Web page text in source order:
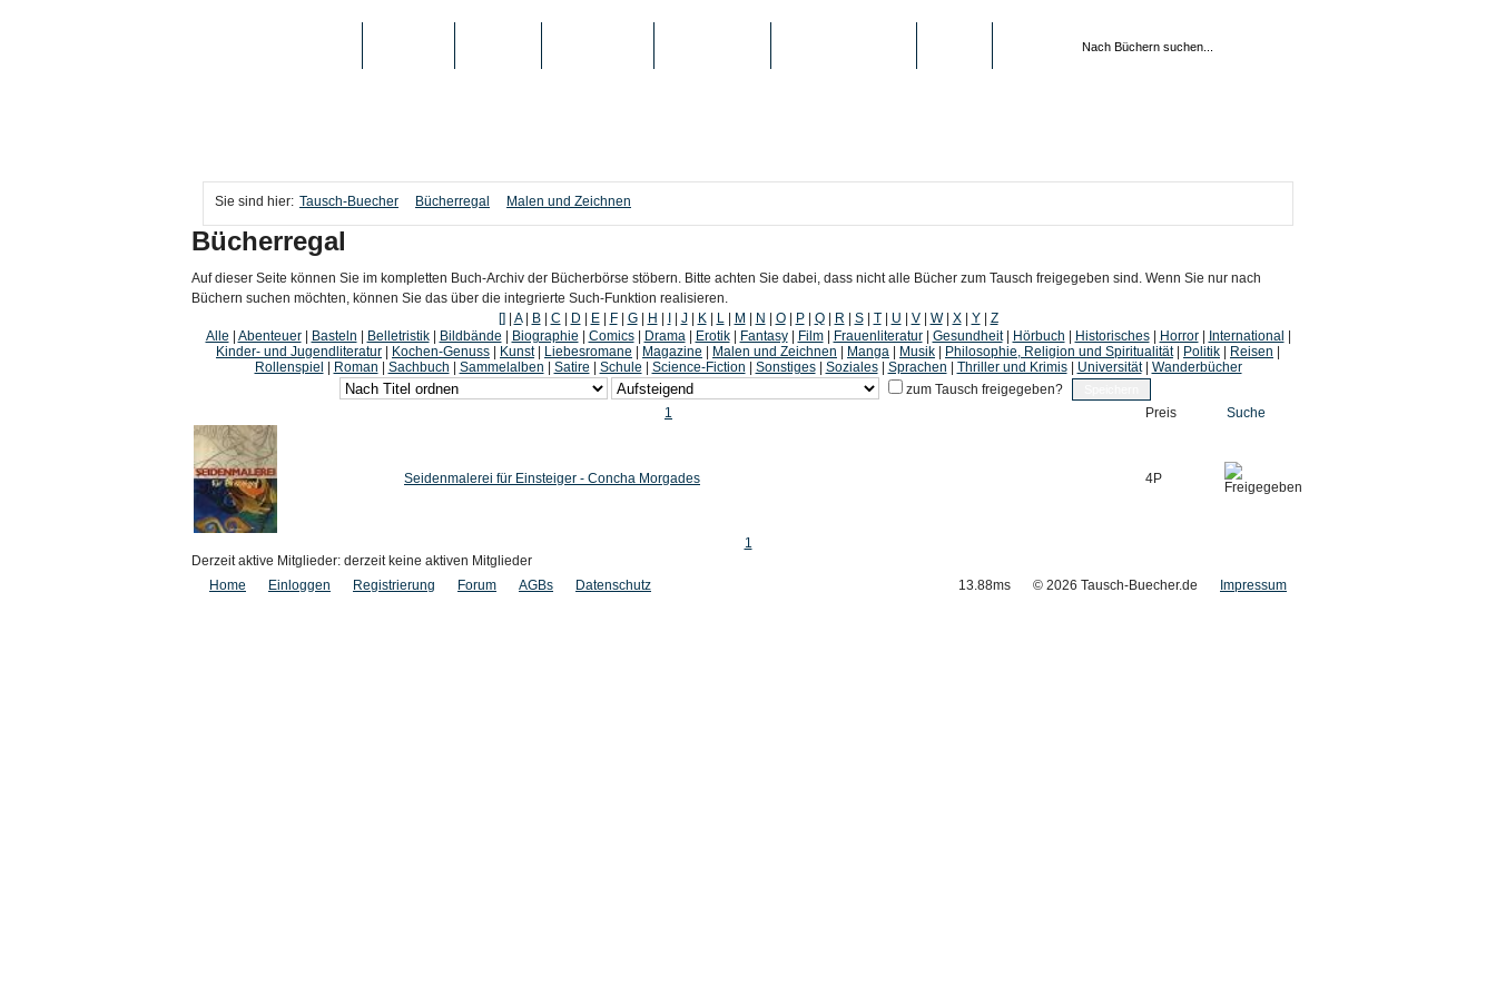
Sie sind hier: Tausch-Buecher Bücherregal Malen und Zeichnen
Bücherregal
Auf dieser Seite können Sie im kompletten Buch-Archiv der Bücherbörse stöbern. Bitte achten Sie dabei, dass nicht alle Bücher zum Tausch freigegeben sind. Wenn Sie nur nach
Büchern suchen möchten, können Sie das über die integrierte Such-Funktion realisieren.
[]
A| B| C D E| F| G| H J| K| L| M N O| P| Q| R S| T| U V| W| X| Y| Z
Alle
Abenteuer| Basteln Belletristik| Bildbände Biographie Comics| Drama| Erotik| Fantasy| Film| Frauenliteratur| Gesundheit| Hörbuch Historisches| Horror| International
Kinder- und Jugendliteratur
Kochen-Genuss Kunst| Liebesromane Magazine Malen und Zeichnen Manga Musik Philosophie, Religion und Spiritualität| Politik Reisen
Rollenspiel
Roman Sachbuch Sammelalben Satire Schule Science-Fiction Sonstiges| Soziales| Sprachen Thriller und Krimis| Universität| Wanderbücher
zum Tausch freigegeben?
1
Preis Suche
1
Seidenmalerei für Einsteiger - Concha Morgades 4P
Derzeit aktive Mitglieder: derzeit keine aktiven Mitglieder
Home
Einloggen Registrierung Forum AGBs Datenschutz 13.88ms © 2026 Tausch-Buecher.de Impressum